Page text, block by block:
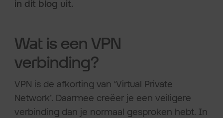
in dit blog uit.
Wat is een VPN
verbinding?
VPN is de afkorting van ‘Virtual Private
Network’. Daarmee creëer je een veiligere
verbinding dan je normaal gesproken hebt. In